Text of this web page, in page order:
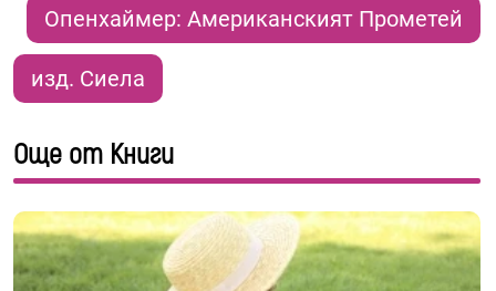
Опенхаймер: Американският Прометей
изд. Сиела
Още от Книги